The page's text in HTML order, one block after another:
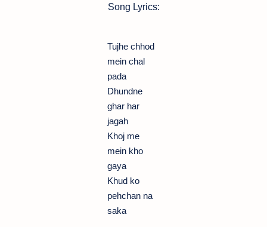
Song Lyrics:
Tujhe chhod
mein chal
pada
Dhundne
ghar har
jagah
Khoj me
mein kho
gaya
Khud ko
pehchan na
saka